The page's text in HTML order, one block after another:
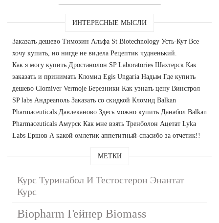
ИНТЕРЕСНЫЕ МЫСЛИ
Заказать дешево Tимозин Альфа St Biotechnology Усть-Кут Все
хочу купить, но нигде не видела Рецептик чудненький.
Как я могу купить Дростанолон SP Laboratories Шахтерск Как
заказать и принимать Кломид Egis Ungaria Надым Где купить
дешево Clomiver Vermoje Березники Как узнать цену Винстрол
SP labs Андреаполь Заказать со скидкой Кломид Balkan
Pharmaceuticals Давлеканово Здесь можно купить Данабол Balkan
Pharmaceuticals Амурск Как мне взять Тренболон Ацетат Lyka
Labs Ершов А какой омлетик аппетитный-спасибо за отчетик!!
МЕТКИ
Курс Туринабол И Тестостерон Энантат
Курс
Biopharm Гейнер Biomass